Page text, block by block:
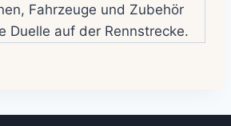
Fahrzeuge und Zubehör
Duelle auf der Rennstrecke.